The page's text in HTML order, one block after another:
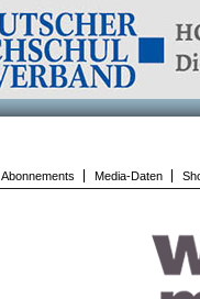
Abonnements Media-Daten